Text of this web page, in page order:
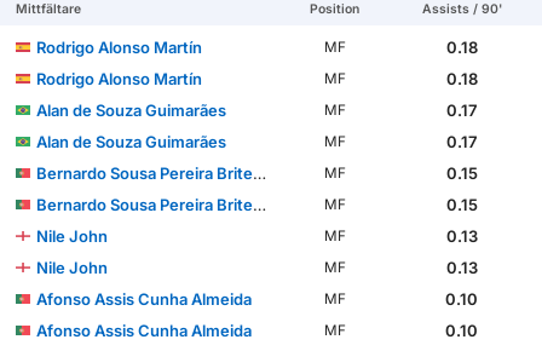
Mittfältare Position Assists / 90'
Rodrigo Alonso Martín MF
0.18
Rodrigo Alonso Martín
MF
0.18
Alan de Souza Guimarães
MF
0.17
Alan de Souza Guimarães
MF
0.17
Bernardo Sousa Pereira Brites Martins
MF
0.15
Bernardo Sousa Pereira Brites Martins
MF
0.15
Nile John
MF
0.13
Nile John
MF
0.13
Afonso Assis Cunha Almeida
MF
0.10
Afonso Assis Cunha Almeida
MF
0.10